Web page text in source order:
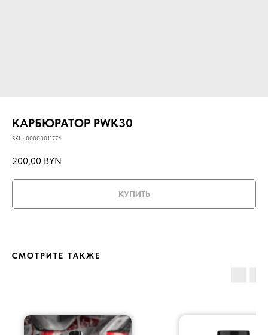
КАРБЮРАТОР PWK30
SKU: 00000011774
200,00 BYN
КУПИТЬ
СМОТРИТЕ ТАКЖЕ